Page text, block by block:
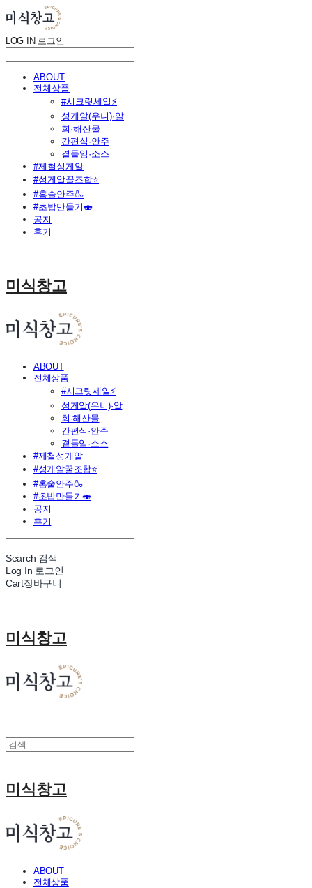
LOG IN 로그인
ABOUT
전체상품
#시크릿세일⚡
성게알(우니)·알
회·해산물
간편식·안주
곁들임·소스
#제철성게알
#성게알꿀조합⭐
#홈술안주🍶
#초밥만들기🍣
공지
후기
미식창고
ABOUT
전체상품
#시크릿세일⚡
성게알(우니)·알
회·해산물
간편식·안주
곁들임·소스
#제철성게알
#성게알꿀조합⭐
#홈술안주🍶
#초밥만들기🍣
공지
후기
Search 검색
Log In 로그인
Cart장바구니
미식창고
미식창고
ABOUT
전체상품